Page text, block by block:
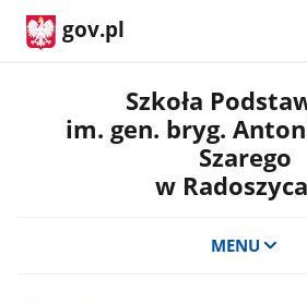
gov.pl
Szkoła
im. gen. bryg.
Szarego
w
MENU